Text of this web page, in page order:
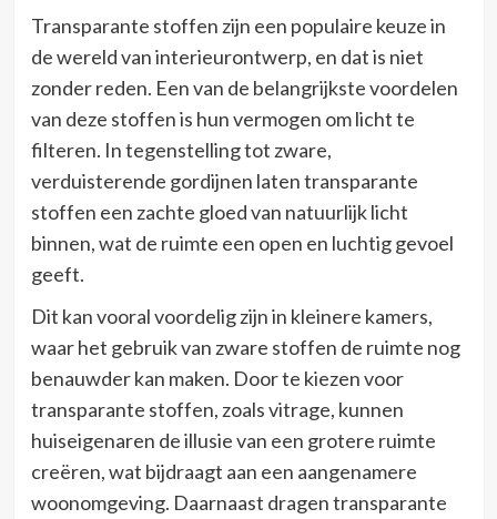
Transparante stoffen zijn een populaire keuze in
de wereld van interieurontwerp, en dat is niet
zonder reden. Een van de belangrijkste voordelen
van deze stoffen is hun vermogen om licht te
filteren. In tegenstelling tot zware,
verduisterende gordijnen laten transparante
stoffen een zachte gloed van natuurlijk licht
binnen, wat de ruimte een open en luchtig gevoel
geeft.
Dit kan vooral voordelig zijn in kleinere kamers,
waar het gebruik van zware stoffen de ruimte nog
benauwder kan maken. Door te kiezen voor
transparante stoffen, zoals vitrage, kunnen
huiseigenaren de illusie van een grotere ruimte
creëren, wat bijdraagt aan een aangenamere
woonomgeving. Daarnaast dragen transparante